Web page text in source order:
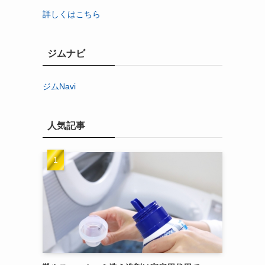
詳しくはこちら
ジムナビ
ジムNavi
人気記事